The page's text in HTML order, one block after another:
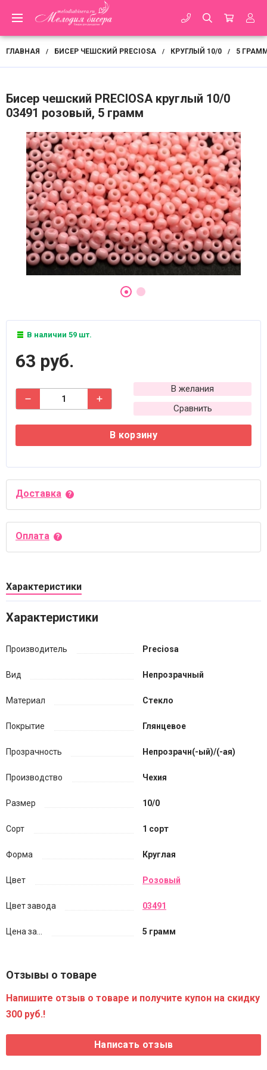
ГЛАВНАЯ / БИСЕР ЧЕШСКИЙ PRECIOSA / КРУГЛЫЙ 10/0 / 5
Бисер чешский PRECIOSA круглый 10/0
03491 розовый, 5 грамм
В наличии 59 шт.
63 руб.
В желания
Сравнить
В корзину
Доставка
Оплата
Характеристики
Характеристики
Производитель Preciosa
Вид Непрозрачный
Материал Стекло
Покрытие Глянцевое
Прозрачность Непрозрачн(-ый)/(-ая)
Производство Чехия
Размер 10/0
Сорт 1 сорт
Форма Круглая
Цвет Розовый
Цвет завода 03491
Цена за... 5 грамм
Отзывы о товаре
Напишите отзыв о товаре и получите купон на скидку
300 руб.!